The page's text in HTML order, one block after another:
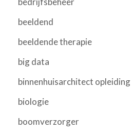
beeldend
beeldende therapie
big data
binnenhuisarchitect opleiding
biologie
boomverzorger